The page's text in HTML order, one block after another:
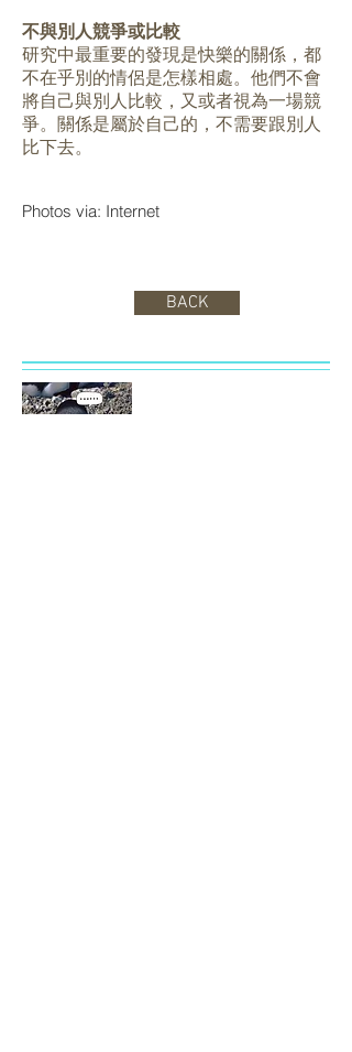
不與別人競爭或比較
研究中最重要的發現是快樂的關係，都
不在乎別的情侶是怎樣相處。他們不會
將自己與別人比較，又或者視為一場競
爭。關係是屬於自己的，不需要跟別人
比下去。
Photos via: Internet
BACK